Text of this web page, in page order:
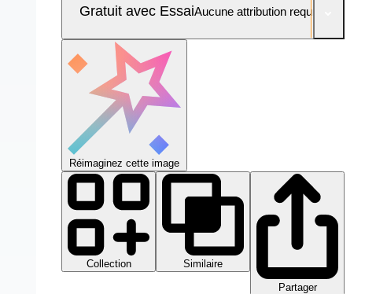
Gratuit avec EssaiAucune attribution requise
Réimaginez cette image
Collection
Similaire
Partager